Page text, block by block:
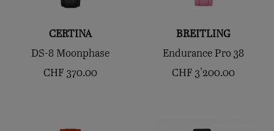
CERTINA
DS-8 Moonphase
CHF 370.00
BREITLING
Endurance Pro 38
CHF 3'200.00